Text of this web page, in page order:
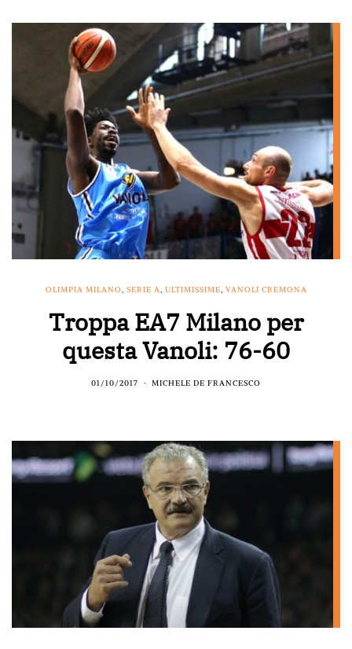
OLIMPIA MILANO, SERIE A, ULTIMISSIME, VANOLI CREMONA
Troppa EA7 Milano per
questa Vanoli: 76-60
01/10/2017 MICHELE DE FRANCESCO